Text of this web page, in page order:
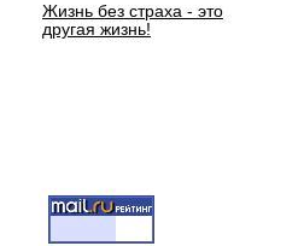
Жизнь без страха - это
другая жизнь!